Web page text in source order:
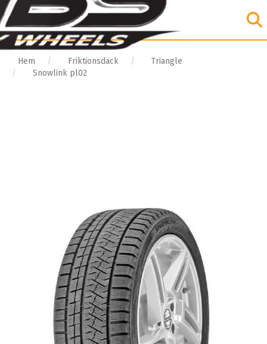
Hem Friktionsdäck
Triangle
Snowlink pl02